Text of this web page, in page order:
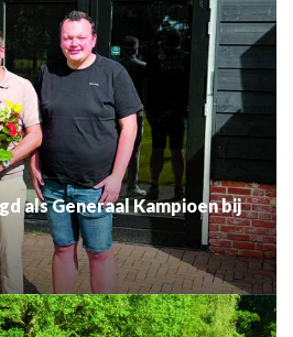
als Generaal Kampioen bij